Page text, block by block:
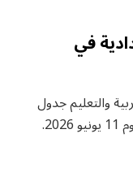
في
والتعليم جدول